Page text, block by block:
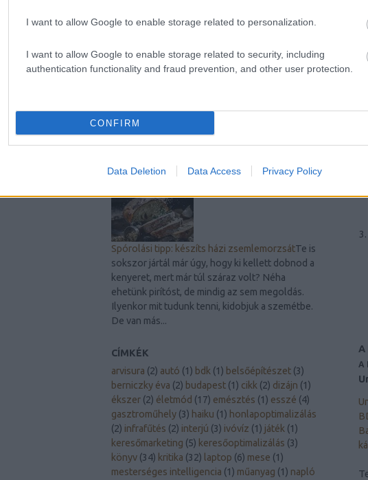
I want to allow Google to enable storage related to personalization.
I want to allow Google to enable storage related to security, including
authentication functionality and fraud prevention, and other user protection.
CONFIRM
Data Deletion Data Access Privacy Policy
videokártyái (más néven grafikus kártyák vagy
GPU-k) lényeges szerepet töltenek be a
modern számítógépek teljesítményében. Ezek
Spórolási tipp: készíts házi zsemlemorzsátTe is
sokszor jártál már úgy, hogy ki kellett dobnod a
kenyeret, mert már túl száraz volt? Néha
ehetünk pirítóst, de mindig az sem megoldás.
Ilyenkor mit tudunk tenni, kidobjuk a szemétbe.
De van más...
CÍMKÉK
arvisura (2) autó (1) bdk (1) belsőépítészet (3)
berniczky éva (2) budapest (1) cikk (2) dizájn (1)
ékszer (2) életmód (17) emésztés (1) esszé (4)
gasztroműhely (3) haiku (1) honlapoptimalizálás
(2) infrafűtés (2) interjú (3) ivóvíz (1) játék (1)
keresőmarketing (5) keresőoptimalizálás (3)
könyv (34) kritika (32) laptop (6) mese (1)
mesterséges intelligencia (1) műanyag (1) napló
A
A